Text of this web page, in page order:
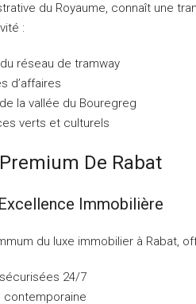
du Royaume, connaît une
:
réseau de tramway
d’affaires
la vallée du Bouregreg
verts et culturels
De Rabat
Immobilière
du luxe immobilier à Rabat,
24/7
contemporaine